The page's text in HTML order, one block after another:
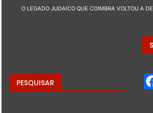
O LEGADO JUDAICO QUE COIMBRA VOLTOU A
PESQUISAR